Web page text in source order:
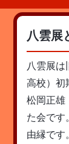
八雲展
八雲展
高校）初
松岡正雄
た会です
由縁です